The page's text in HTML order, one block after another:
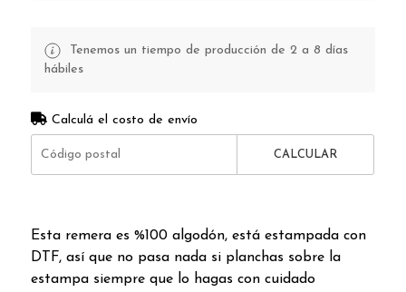
Tenemos un tiempo de producción de 2 a 8 días
hábiles
Calculá el costo de envío
CALCULAR
Esta remera es %100 algodón, está estampada con
DTF, así que no pasa nada si planchas sobre la
estampa siempre que lo hagas con cuidado